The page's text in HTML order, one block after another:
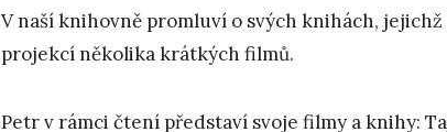
V naší knihovně promluví o svých knihách,
projekcí několika krátkých filmů.
Petr v rámci čtení představí svoje filmy a knihy: